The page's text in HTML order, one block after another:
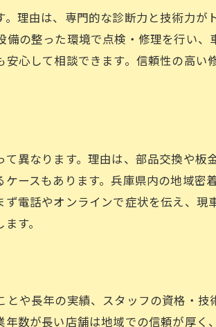
った場合の修理費用の目安を解説
や代車サービスについての疑問解消
できるサービス選びの秘訣
の仕上がりに満足するための選び方
安心できるアフターサービスの重要性
スタッフの対応を重視する理由
トラブルを防ぐポイントを徹底解説
理由は、専門的な診断力と技術力
の整った環境で点検・修理を行い
心して相談できます。信頼性の高い
異なります。理由は、部品交換や
ースもあります。兵庫県内の地域密
電話やオンラインで症状を伝え、
す。
や長年の実績、スタッフの資格・
数が長い店舗は地域での信頼が厚